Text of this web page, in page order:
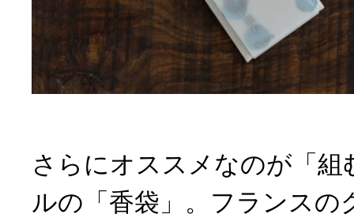
さらにオススメなのが「組
ルの「香袋」。フランスの